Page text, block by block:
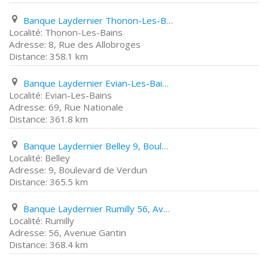
Banque Laydernier Thonon-Les-Bains 8, Rue des Allobroges
Thonon-Les-Bains
8, Rue des Allobroges
358.1 km
Banque Laydernier Evian-Les-Bains 69, Rue Nationale
Evian-Les-Bains
69, Rue Nationale
361.8 km
Banque Laydernier Belley 9, Boulevard de Verdun
Belley
9, Boulevard de Verdun
365.5 km
Banque Laydernier Rumilly 56, Avenue Gantin
Rumilly
56, Avenue Gantin
368.4 km